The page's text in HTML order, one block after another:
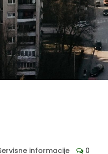
informacije 0